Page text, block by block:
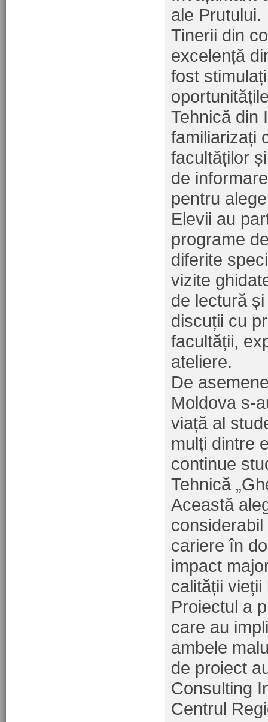
ale Prutului.
Tinerii din
excelență
fost
Tehnică din
familiarizați
facultăților
de
pentru
Elevii au
programe
diferite
vizite
de lectură
discuții cu
facultății,
ateliere.
De
Moldova s-
viață al
mulți dintre
continue
Tehnică
Această
cariere în
impact
calității vieții
Proiectul a
care au
ambele
de proiect
Consulting
Centrul